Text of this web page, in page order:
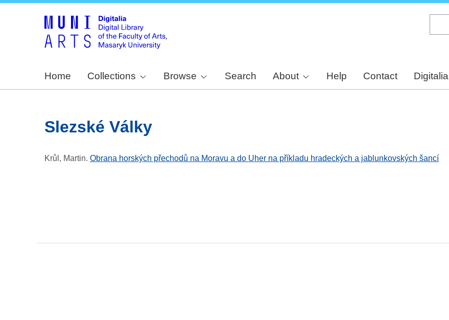
Home Collections Browse Search About Help Contact Digitalia
Slezské Války
Krůl, Martin. Obrana horských přechodů na Moravu a do Uher na příkladu hradeckých a jablunkovských šancí